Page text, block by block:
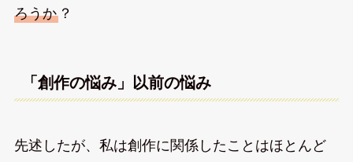
ろうか？
「創作の悩み」以前の悩み
先述したが、私は創作に関係したことはほとんど